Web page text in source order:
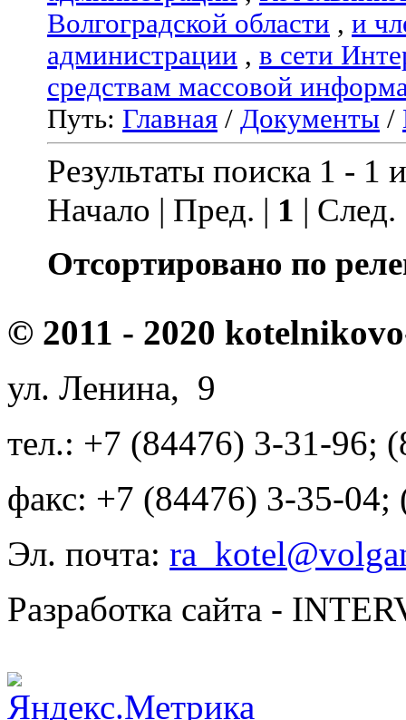
Волгоградской области , и
администрации , в сети
средствам массовой
Путь: Главная / Документы /
Результаты поиска 1 - 1
Начало | Пред. | 1 |
Отсортировано по
© 2011 - 2020
ул. Ленина, 9
тел.: +7 (84476) 3-31-96;
факс: +7 (84476) 3-35-04;
Эл. почта:
Разработка сайта -